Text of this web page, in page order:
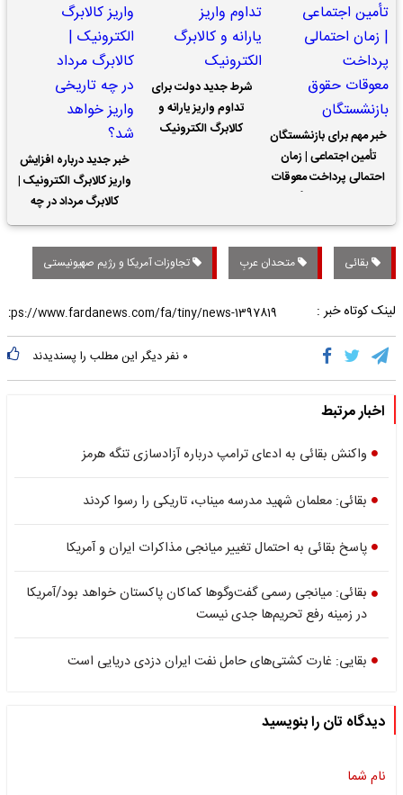
خبر مهم برای بازنشستگان
تأمین اجتماعی | زمان
احتمالی پرداخت معوقات
شرط جدید دولت برای
تداوم واریز یارانه و
کالابرگ الکترونیک
خبر جدید درباره افزایش
واریز کالابرگ الکترونیک |
کالابرگ مرداد در چه
تاریخی واریز خواهد شد؟
بقائی متحدان عربِ تجاوزات آمریکا و رژیم صهیونیستی
لینک کوتاه خبر :
۰ نفر دیگر این مطلب را پسندیدند
اخبار مرتبط
واکنش بقائی به ادعای ترامپ درباره آزادسازی تنگه هرمز
بقائی: معلمان شهید مدرسه میناب، تاریکی را رسوا کردند
پاسخ بقائی به احتمال تغییر میانجی مذاکرات ایران و آمریکا
بقائی: میانجی رسمی گفت‌وگوها کماکان پاکستان خواهد بود/آمریکا
در زمینه رفع تحریم‌ها جدی نیست
بقایی: غارت کشتی‌های حامل نفت ایران دزدی دریایی است
دیدگاه تان را بنویسید
نام شما